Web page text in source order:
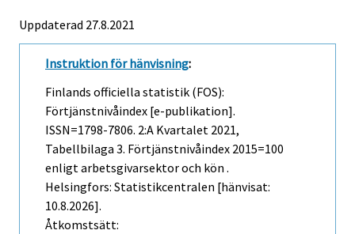
Uppdaterad 27.8.2021
Instruktion för hänvisning:
Finlands officiella statistik (FOS):
Förtjänstnivåindex [e-publikation].
ISSN=1798-7806. 2:a Kvartalet 2021,
Tabellbilaga 3. Förtjänstnivåindex 2015=100
enligt arbetsgivarsektor och kön .
Helsingfors: Statistikcentralen [hänvisat:
10.8.2026].
Åtkomstsätt: